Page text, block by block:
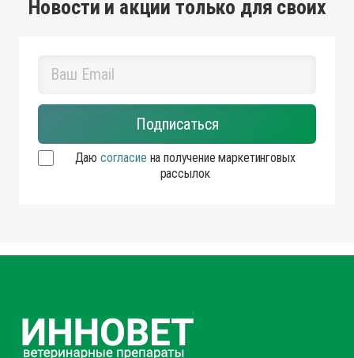
Новости и акции только для своих
Даю согласие на получение маркетинговых
рассылок